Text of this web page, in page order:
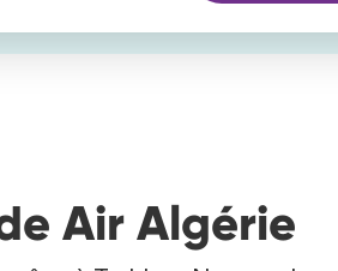
Air Algérie